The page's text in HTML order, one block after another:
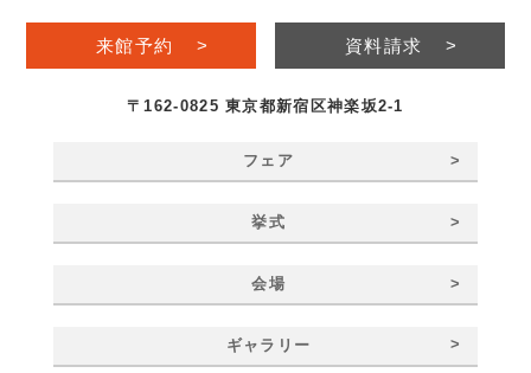
来館予約 > 資料請求 >
〒162-0825 東京都新宿区神楽坂2-1
フェア >
挙式 >
会場 >
ギャラリー >